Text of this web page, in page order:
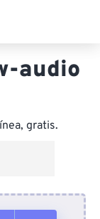
audio
gratis.